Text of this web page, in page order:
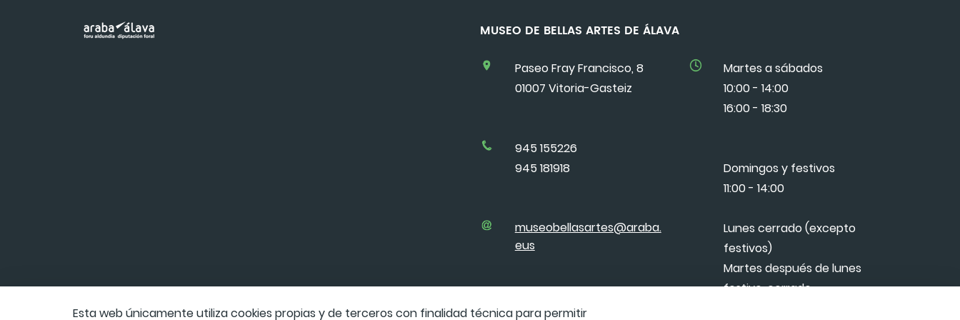
MUSEO DE BELLAS ARTES DE ÁLAVA
Paseo Fray Francisco, 8
01007 Vitoria-Gasteiz
Martes a sábados
10:00 - 14:00
16:00 - 18:30
945 155226
945 181918
Domingos y festivos
11:00 - 14:00
museobellasartes@araba.
eus
Lunes cerrado (excepto
festivos)
Martes después de lunes
festivo, cerrado
Esta web únicamente utiliza cookies propias y de terceros con finalidad técnica para permitir